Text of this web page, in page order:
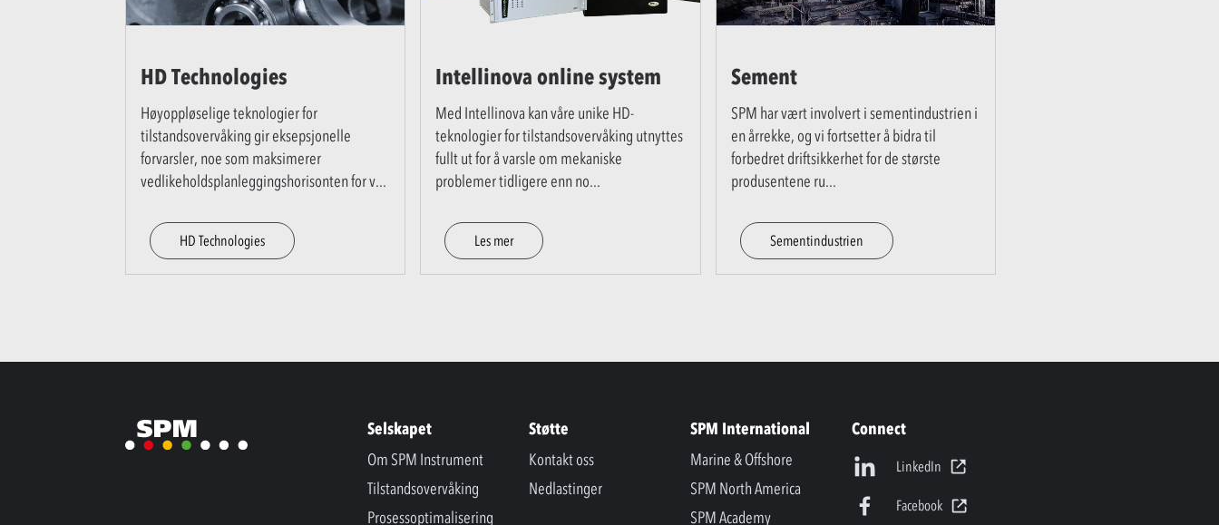
HD Technologies
Høyoppløselige teknologier for
tilstandsovervåking gir eksepsjonelle
forvarsler, noe som maksimerer
vedlikeholdsplanleggingshorisonten for v...
HD Technologies
Intellinova online system
Med Intellinova kan våre unike HD-
teknologier for tilstandsovervåking utnyttes
fullt ut for å varsle om mekaniske
problemer tidligere enn no...
Les mer
Sement
SPM har vært involvert i sementindustrien i
en årrekke, og vi fortsetter å bidra til
forbedret driftsikkerhet for de største
produsentene ru...
Sementindustrien
Selskapet
Om SPM Instrument
Tilstandsovervåking
Prosessoptimalisering
Støtte
Kontakt oss
Nedlastinger
SPM International
Marine & Offshore
SPM North America
SPM Academy
Connect
LinkedIn
Facebook